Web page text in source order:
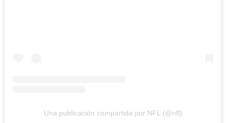
Una publicación compartida por NFL (@nfl)